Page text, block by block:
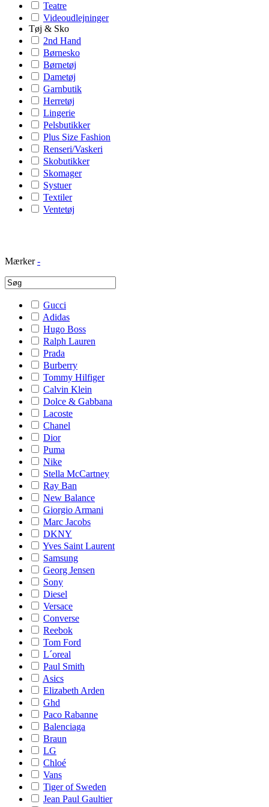
Teatre
Videoudlejninger
Tøj & Sko
2nd Hand
Børnesko
Børnetøj
Dametøj
Garnbutik
Herretøj
Lingerie
Pelsbutikker
Plus Size Fashion
Renseri/Vaskeri
Skobutikker
Skomager
Systuer
Textiler
Ventetøj
Mærker -
Gucci
Adidas
Hugo Boss
Ralph Lauren
Prada
Burberry
Tommy Hilfiger
Calvin Klein
Dolce & Gabbana
Lacoste
Chanel
Dior
Puma
Nike
Stella McCartney
Ray Ban
New Balance
Giorgio Armani
Marc Jacobs
DKNY
Yves Saint Laurent
Samsung
Georg Jensen
Sony
Diesel
Versace
Converse
Reebok
Tom Ford
L´oreal
Paul Smith
Asics
Elizabeth Arden
Ghd
Paco Rabanne
Balenciaga
Braun
LG
Chloé
Vans
Tiger of Sweden
Jean Paul Gaultier